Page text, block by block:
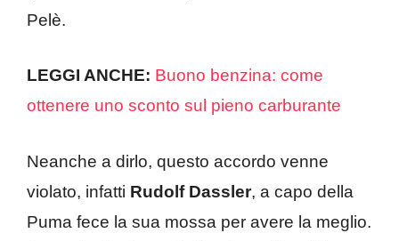
Pelè.
LEGGI ANCHE: Buono benzina: come
ottenere uno sconto sul pieno carburante
Neanche a dirlo, questo accordo venne
violato, infatti Rudolf Dassler, a capo della
Puma fece la sua mossa per avere la meglio.